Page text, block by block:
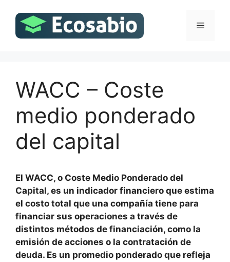
contenido
Menú
WACC – Coste
medio ponderado
del capital
El WACC, o Coste Medio Ponderado del
Capital, es un indicador financiero que estima
el costo total que una compañía tiene para
financiar sus operaciones a través de
distintos métodos de financiación, como la
emisión de acciones o la contratación de
deuda. Es un promedio ponderado que refleja